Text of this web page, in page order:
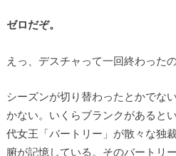
ゼロだぞ。
えっ、デスチャって一回終わった
シーズンが切り替わったとかでな
かない。いくらブランクがあると
代女王「バートリー」が散々な独
腑が記憶している。そのバートリ